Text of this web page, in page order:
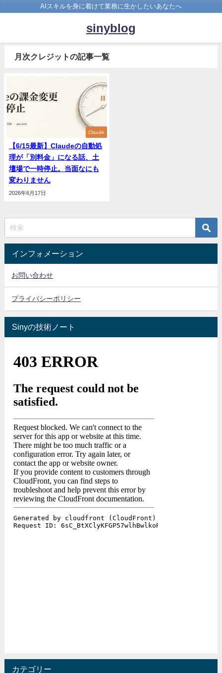
AIスキルを身に着けて業務に生かしたいあなたへ
sinyblog
月次クレジットの記事一覧
Claude
【6/15最新】Claudeの自動処
理が「別料金」になる話、土
壇場で一時停止。当面なにも
変わりません
2026年6月17日
インフォメーション
お問い合わせ
プライバシーポリシー
Sinyの技術ノート
カテゴリー